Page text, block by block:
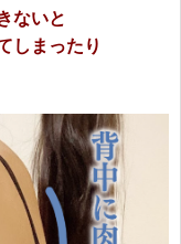
ないと
しまったり